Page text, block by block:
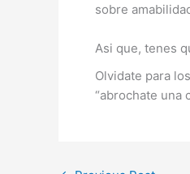
sobre
Asi que, tenes
Olvidate para
“abrochate una